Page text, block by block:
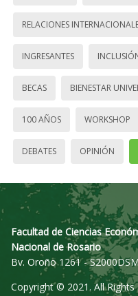
RELACIONES
INGRESANTES
BECAS BIENESTAR
100 AÑOS WORKSHOP
DEBATES OPINIÓN
Facultad de Ciencias
Nacional de Rosario
Bv. Oroño 1261 -
Copyright © 2021. All Rights